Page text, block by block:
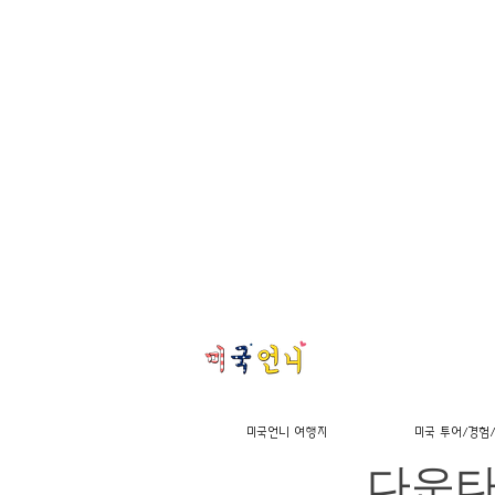
[스
다운
미국언니 여행지 미국 투어/경험